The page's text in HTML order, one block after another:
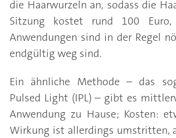
die Haarwurzeln an, sodass die
Sitzung kostet rund 100
Anwendungen sind in der Regel
endgültig weg sind.
Ein ähnliche Methode – das
Pulsed Light (IPL) – gibt es
Anwendung zu Hause; Kosten:
Wirkung ist allerdings umstritten,